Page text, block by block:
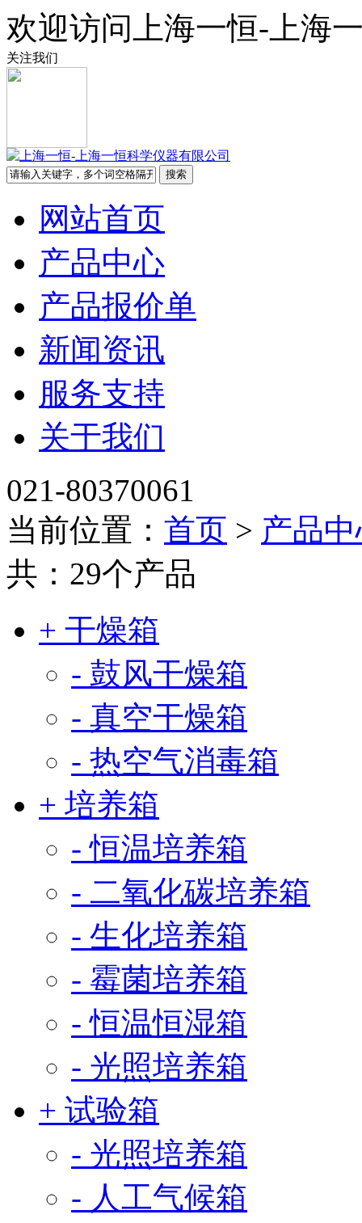
欢迎访问上海一恒-上海
关注我们
网站首页
产品中心
产品报价单
新闻资讯
服务支持
关于我们
021-80370061
当前位置： 首页 > 产品
共：29个产品
+ 干燥箱
- 鼓风干燥箱
- 真空干燥箱
- 热空气消毒箱
+ 培养箱
- 恒温培养箱
- 二氧化碳培养箱
- 生化培养箱
- 霉菌培养箱
- 恒温恒湿箱
- 光照培养箱
+ 试验箱
- 光照培养箱
- 人工气候箱